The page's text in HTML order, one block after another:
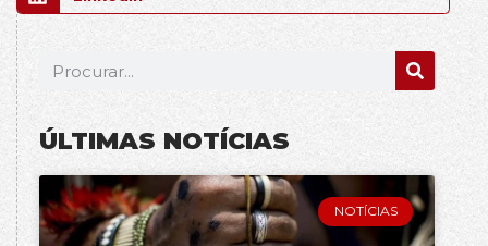
ÚLTIMAS NOTÍCIAS
NOTÍCIAS